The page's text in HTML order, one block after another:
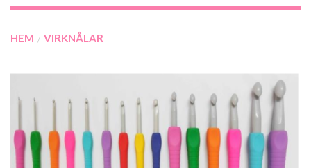
HEM / VIRKNÅLAR